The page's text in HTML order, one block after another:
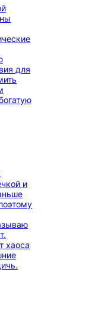
для
и
хаоса